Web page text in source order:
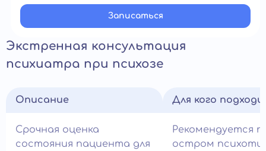
Записатьcя
Экстренная консультация
психиатра при психозе
Описание
Срочная оценка
состояния пациента для
Для кого
Рекомендуется
остром